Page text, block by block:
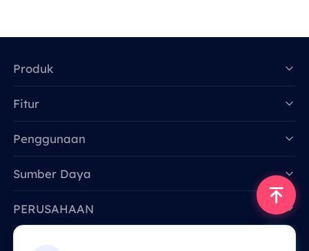
Produk
Fitur
Penggunaan
Sumber Daya
PERUSAHAAN